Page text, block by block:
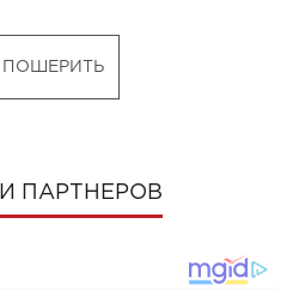
ПОШЕРИТЬ
ПАРТНЕРОВ